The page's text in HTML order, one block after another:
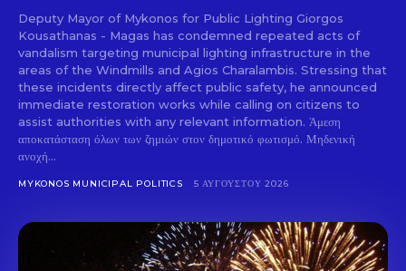
Don't miss
out!
Deputy Mayor of Mykonos for Public Lighting Giorgos
Kousathanas - Magas has condemned repeated acts of
vandalism targeting municipal lighting infrastructure in the
areas of the Windmills and Agios Charalambis. Stressing that
these incidents directly affect public safety, he announced
immediate restoration works while calling on citizens to
assist authorities with any relevant information. Άμεση
αποκατάσταση όλων των ζημιών στον δημοτικό φωτισμό. Μηδενική
ανοχή...
MYKONOS MUNICIPAL POLITICS 5 ΑΥΓΟΎΣΤΟΥ 2026